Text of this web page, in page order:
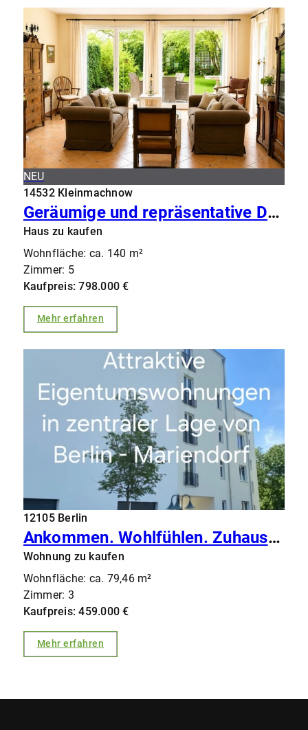
NEU
14532 Kleinmachnow
Geräumige und repräsentative Doppelhaushälfte im Zentrum von Kleinmachnow (Ruhiglage)
Haus zu kaufen
Wohnfläche: ca. 140 m²
Zimmer: 5
Kaufpreis: 798.000 €
Mehr erfahren
12105 Berlin
Ankommen. Wohlfühlen. Zuhause – moderne, bezugsfreie Eigentumswohnung in Mariendorf
Wohnung zu kaufen
Wohnfläche: ca. 79,46 m²
Zimmer: 3
Kaufpreis: 459.000 €
Mehr erfahren